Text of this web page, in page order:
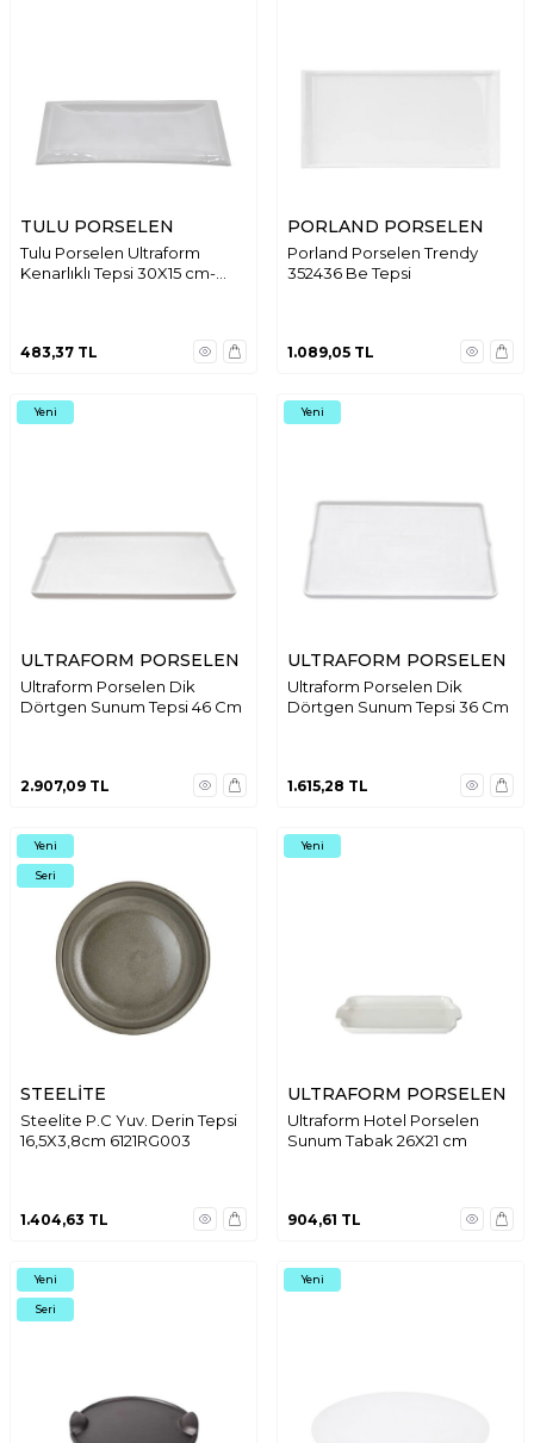
TULU PORSELEN
Tulu Porselen Ultraform
Kenarlıklı Tepsi 30X15 cm-
483,37 TL
PORLAND PORSELEN
Porland Porselen Trendy
352436 Be Tepsi
1.089,05 TL
Yeni
ULTRAFORM PORSELEN
Ultraform Porselen Dik
Dörtgen Sunum Tepsi 46 Cm
2.907,09 TL
Yeni
ULTRAFORM PORSELEN
Ultraform Porselen Dik
Dörtgen Sunum Tepsi 36 Cm
1.615,28 TL
Yeni
Seri
STEELİTE
Steelite P.C Yuv. Derin Tepsi
16,5X3,8cm 6121RG003
1.404,63 TL
Yeni
ULTRAFORM PORSELEN
Ultraform Hotel Porselen
Sunum Tabak 26X21 cm
904,61 TL
Yeni
Seri
Yeni